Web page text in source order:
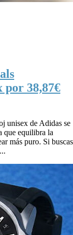
por 38,87€
unisex de Adidas se
que equilibra la
más puro. Si buscas